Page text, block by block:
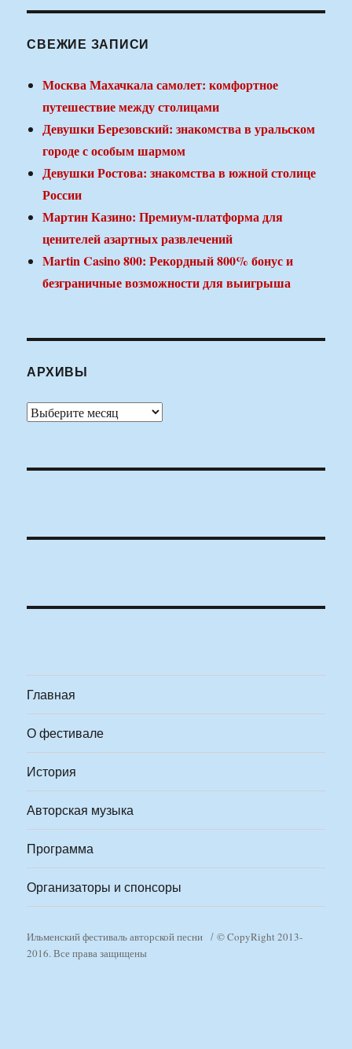
СВЕЖИЕ ЗАПИСИ
Москва Махачкала самолет: комфортное
путешествие между столицами
Девушки Березовский: знакомства в уральском
городе с особым шармом
Девушки Ростова: знакомства в южной столице
России
Мартин Казино: Премиум-платформа для
ценителей азартных развлечений
Martin Casino 800: Рекордный 800% бонус и
безграничные возможности для выигрыша
АРХИВЫ
Архивы
Главная
О фестивале
История
Авторская музыка
Программа
Организаторы и спонсоры
Ильменский фестиваль авторской песни
© CopyRight 2013-
2016. Все права защищены